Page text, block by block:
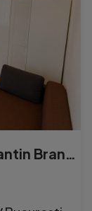
Apartament 3 camere Constantin Brancoveanu